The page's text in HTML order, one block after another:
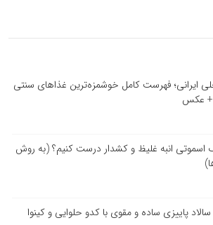
ایرانی؛ فهرست کامل خوشمزه‌ترین غذاهای سنتی
+ عکس
انبه غلیظ و کشدار درست کنیم؟ (به روش
پاییزی ساده و مقوی با کدو حلوایی و کینوا